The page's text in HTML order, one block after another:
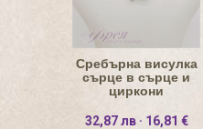
Сребърна висулка
сърце в сърце и
циркони
32,87 лв · 16,81 €